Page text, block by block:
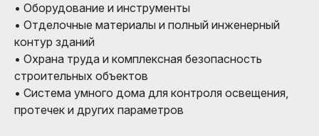
• Оборудование и инструменты
• Отделочные материалы и полный инженерный
контур зданий
• Охрана труда и комплексная безопасность
строительных объектов
• Система умного дома для контроля освещения,
протечек и других параметров